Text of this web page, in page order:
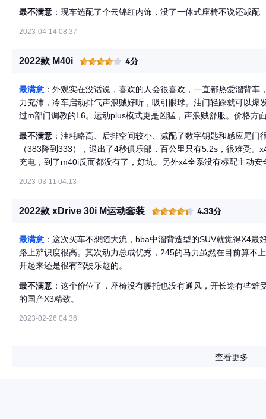
最不满意 ：现车选配了个云锦红内饰，没了一体式座椅不说还减配
2023-04-14 08:37
2022款 M40i 4分
最满意 ：外观实在没话说，喜欢的人会很喜欢，一直都热爱溜背
力充沛，冷车启动排气声浪贼好听，吸引眼球。油门轻踩就可以
过m部门调教的L6。运动plus模式更是凶猛，声浪贼舒服。价格方
估计可以更少，但是贷款要5年，利息也很高）。运动座椅外观帅
适模式悬架比较舒服，运动模式悬架下沉变硬，是我喜欢的状态。
最不满意 ：油耗略高、后排空间较小、减配了数字钥匙和感应尾
（383降到333），退出了4秒俱乐部，百公里只有5.2s，很难受
充电，到了m40i反而都没有了，好坑。另外x4全系没有标配主动
2023-03-11 04:13
2022款 xDrive 30i M运动套装 4.33分
最满意 ：这次买车不想随大流，bba中溜背造型的SUV就觉得X4
路上辨识度很高。其次动力总成优秀，245的马力虽然在目前算不
开起来还是很有驾驶乐趣的。
最不满意 ：这个价位了，座椅没有腰托也没有通风，开长途有些
的国产X3精致。
2023-02-26 04:36
查看更多